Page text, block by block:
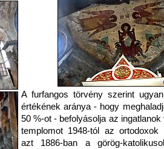
A furfangos törvény szerint
értékének aránya - hogy
50 %-ot - befolyásolja az
templomot 1948-tól az ortodoxok
azt 1886-ban a görög-